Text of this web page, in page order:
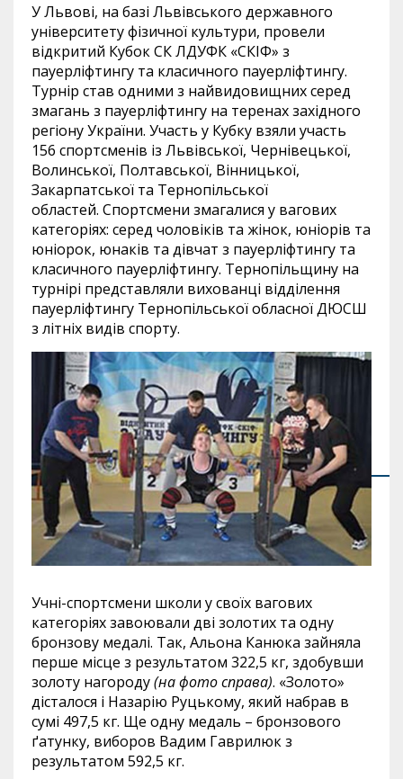
У Львові, на базі Львівського державного
університету фізичної культури, провели
відкритий Кубок СК ЛДУФК «СКІФ» з
пауерліфтингу та класичного пауерліфтингу.
Турнір став одними з найвидовищних серед
змагань з пауерліфтингу на теренах західного
регіону України. Участь у Кубку взяли участь
156 спортсменів із Львівської, Чернівецької,
Волинської, Полтавської, Вінницької,
Закарпатської та Тернопільської
областей. Спортсмени змагалися у вагових
категоріях: серед чоловіків та жінок, юніорів та
юніорок, юнаків та дівчат з пауерліфтингу та
класичного пауерліфтингу. Тернопільщину на
турнірі представляли вихованці відділення
пауерліфтингу Тернопільської обласної ДЮСШ
з літніх видів спорту.
Учні-спортсмени школи у своїх вагових
категоріях завоювали дві золотих та одну
бронзову медалі. Так, Альона Канюка зайняла
перше місце з результатом 322,5 кг, здобувши
золоту нагороду(на фото справа). «Золото»
дісталося і Назарію Руцькому, який набрав в
сумі 497,5 кг. Ще одну медаль – бронзового
ґатунку, виборов Вадим Гаврилюк з
результатом 592,5 кг.